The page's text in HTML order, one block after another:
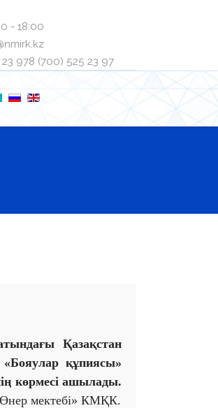
- 18:00
97ㅤㅤ8 (700) 525 23 97
Қазақстан
құпиясы»
көрмесі ашылады.
мектебі» КМҚК.